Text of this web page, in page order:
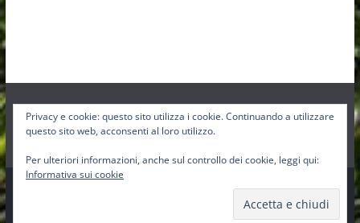
Facebook
Instagram
Twitter
. Tutti i diritti riservati.
di ThemeGrill. Powered byWordPress.
Privacy e cookie: questo sito utilizza i cookie. Continuando a utilizzare
questo sito web, acconsenti al loro utilizzo.
Per ulteriori informazioni, anche sul controllo dei cookie, leggi qui:
Informativa sui cookie